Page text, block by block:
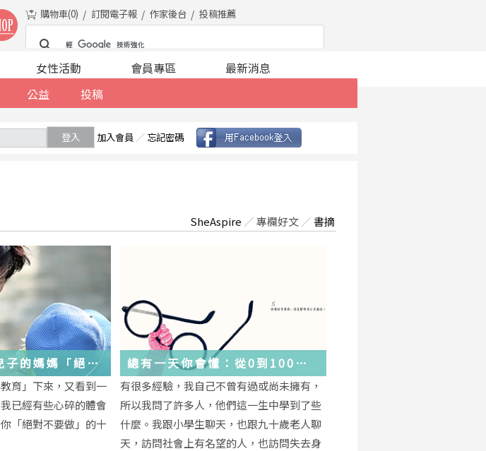
購物車(0) 訂閱電子報 作家後台 投稿推薦
公益 投稿
女性活動 會員專區 最新消息
登入 加入會員 ／ 忘記密碼
SheAspire ／專欄好文 ／書摘
子的媽媽「絕對
事育」下來，又看到一
已經有些心碎的體會
「絕對不要做」的十
總有一天你會懂：從0到100
歲，該學會的人生大事，都在這
些生活的小事裡了
有很多經驗，我自己不曾有過或尚未擁有，
所以我問了許多人，他們這一生中學到了些
什麼。我跟小學生聊天，也跟九十歲老人聊
天，訪問社會上有名望的人，也訪問失去身